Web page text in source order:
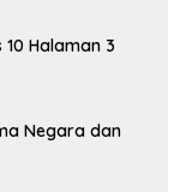
Halaman 3
Negara dan